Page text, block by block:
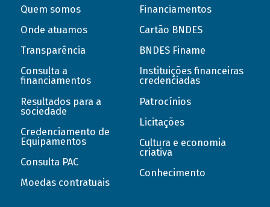
Quem somos
Onde atuamos
Transparência
Consulta a
financiamentos
Resultados para a
sociedade
Credenciamento de
Equipamentos
Consulta PAC
Moedas contratuais
Financiamentos
Cartão BNDES
BNDES Finame
Instituições financeiras
credenciadas
Patrocínios
Licitações
Cultura e economia
criativa
Conhecimento